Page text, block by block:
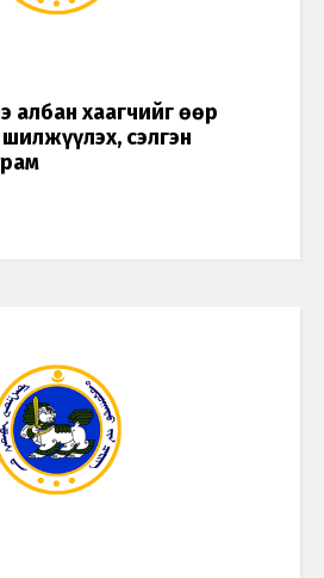
албан хаагчийг өөр
сэлгэн